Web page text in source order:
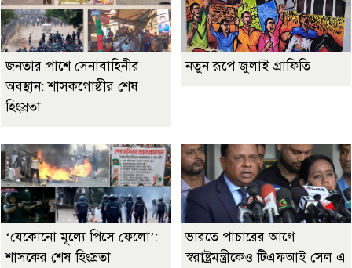
জনতার পাশে সেনাবাহিনীর
অবস্থান: শাসকগোষ্ঠীর শেষ
হিংস্রতা
নতুন রূপে জুলাই গ্রাফিতি
‘যেকোনো মূল্যে পিসে ফেলো’:
শাসকের শেষ হিংস্রতা
ভারতে পাচারের আগে
স্বরাষ্ট্রমন্ত্রীকেও টিএফআই সেল এ